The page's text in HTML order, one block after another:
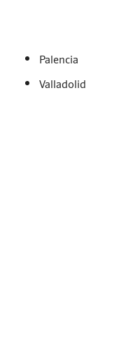
Palencia
Valladolid